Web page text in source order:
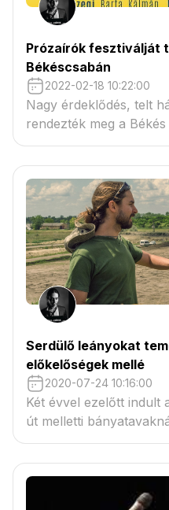
Prózaírók fesztiválját
Békéscsabán
2022-02-18 10:22:00
Nagy érdeklődés, telt
rendezték meg a
prózafesztiválját
Jókai színház Művész
Serdülő leányokat
előkelőségek mellé
2020-07-24 10:16:00
Két évvel ezelőtt indult
út melletti
úgynevezett megelőző
különlegességet
számára.